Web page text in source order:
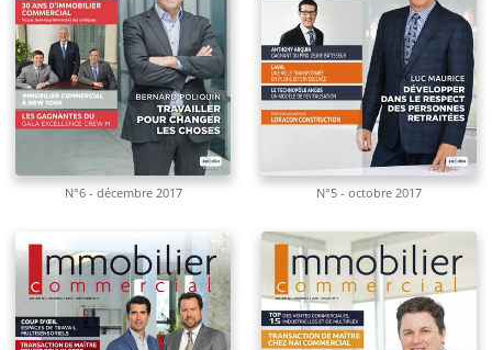
N°6 - décembre 2017 N°5 - octobre 2017